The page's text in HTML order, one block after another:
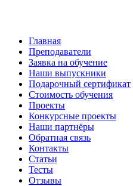
Главная
Преподаватели
Заявка на обучение
Наши выпускники
Подарочный сертификат
Стоимость обучения
Проекты
Конкурсные проекты
Наши партнёры
Обратная связь
Контакты
Статьи
Тесты
Отзывы